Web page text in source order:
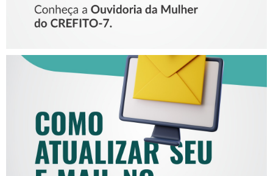
COMO ATUALIZAR SEU E-
MAIL NO CREFITO-7